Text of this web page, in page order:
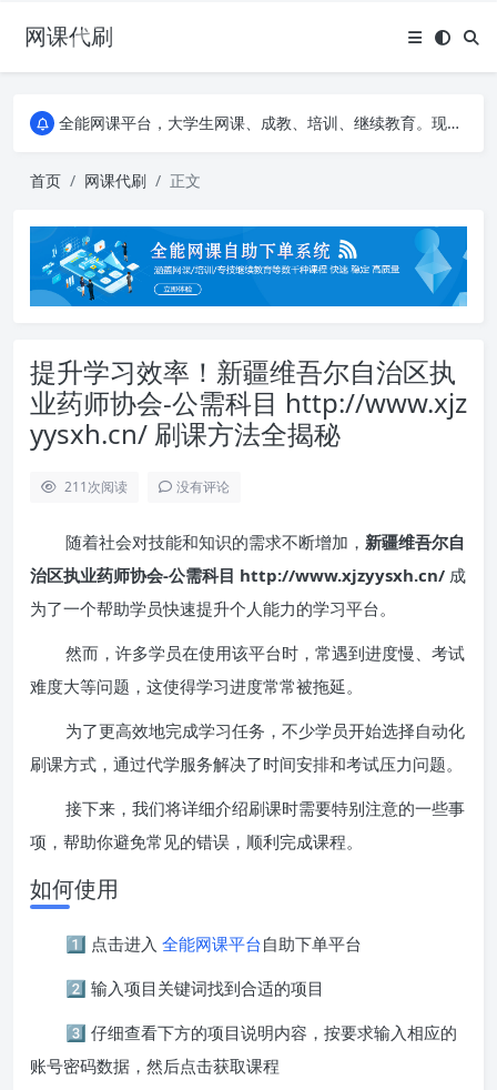
网课代刷
AI论文写作平台，根据真实文献内容生成论文
全能网课平台，大学生网课、成教、培训、继续教育。现已接入代刷代考项目3000+
全能网课平台，大学生网课、成教、培训、继续教育。现已接入代刷代考项目3000+
首页 网课代刷 正文
提升学习效率！新疆维吾尔自治区执
业药师协会-公需科目 http://www.xjz
yysxh.cn/ 刷课方法全揭秘
211次阅读 没有评论
随着社会对技能和知识的需求不断增加， 新疆维吾尔自
治区执业药师协会-公需科目 http://www.xjzyysxh.cn/ 成
为了一个帮助学员快速提升个人能力的学习平台。
然而，许多学员在使用该平台时，常遇到进度慢、考试
难度大等问题，这使得学习进度常常被拖延。
为了更高效地完成学习任务，不少学员开始选择自动化
刷课方式，通过代学服务解决了时间安排和考试压力问题。
接下来，我们将详细介绍刷课时需要特别注意的一些事
项，帮助你避免常见的错误，顺利完成课程。
如何使用
1️⃣ 点击进入 全能网课平台自助下单平台
2️⃣ 输入项目关键词找到合适的项目
3️⃣ 仔细查看下方的项目说明内容，按要求输入相应的
账号密码数据，然后点击获取课程